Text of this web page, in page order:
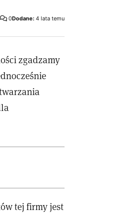
0Dodane: 4 lata temu
zgadzamy
tej firmy jest